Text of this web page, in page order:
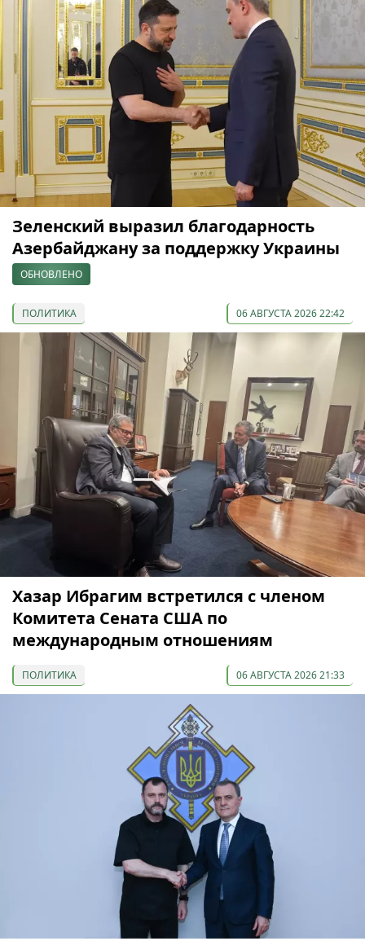
Зеленский выразил благодарность
Азербайджану за поддержку Украины
ОБНОВЛЕНО
ПОЛИТИКА 06 АВГУСТА 2026 22:42
Хазар Ибрагим встретился с членом
Комитета Сената США по
международным отношениям
ПОЛИТИКА 06 АВГУСТА 2026 21:33